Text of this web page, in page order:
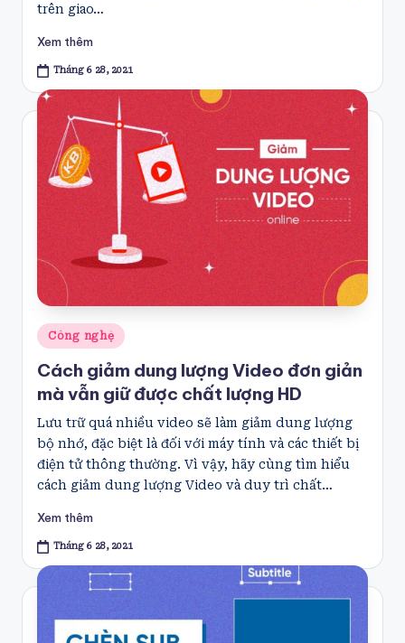
trên giao…
Xem thêm
Tháng 6 28, 2021
Posted
in
Công nghệ
Cách giảm dung lượng Video đơn giản
mà vẫn giữ được chất lượng HD
Lưu trữ quá nhiều video sẽ làm giảm dung lượng
bộ nhớ, đặc biệt là đối với máy tính và các thiết bị
điện tử thông thường. Vì vậy, hãy cùng tìm hiểu
cách giảm dung lượng Video và duy trì chất…
Xem thêm
Tháng 6 28, 2021